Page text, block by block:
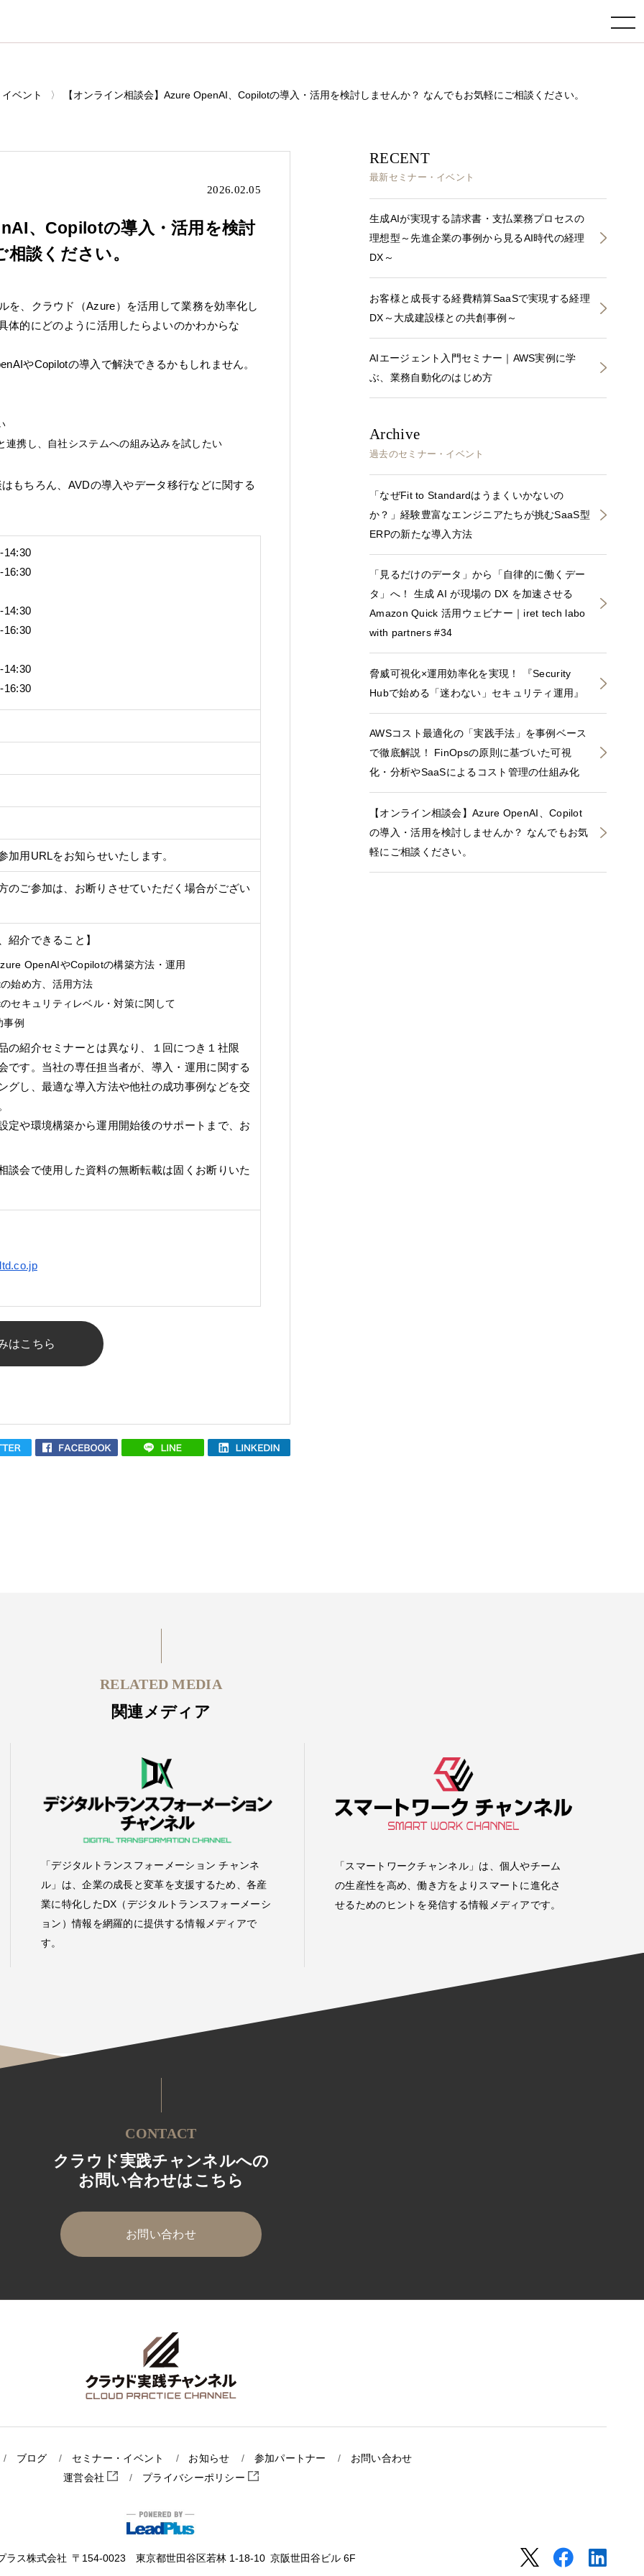
toggle navigation
イベント 【オンライン相談会】Azure OpenAI、Copilotの導入・活用を検討しませんか？ なんでもお気軽にご相談ください。
2026.02.05
、Copilotの導入・活用を検討
談ください。
を、クラウド（Azure）を活用して業務を効率化し
体的にどのように活用したらよいのかわからな
やCopilotの導入で解決できるかもしれません。
携し、自社システムへの組み込みを試したい
もちろん、AVDの導入やデータ移行などに関する
14:30
16:30
14:30
16:30
14:30
16:30
加用URLをお知らせいたします。
ご参加は、お断りさせていただく場合がござい
紹介できること】
OpenAIやCopilotの構築方法・運用
始め方、活用方法
セキュリティレベル・対策に関して
事例
の紹介セミナーとは異なり、１回につき１社限
です。当社の専任担当者が、導入・運用に関する
グし、最適な導入方法や他社の成功事例などを交
定や環境構築から運用開始後のサポートまで、お
会で使用した資料の無断転載は固くお断りいた
はこちら
RECENT
最新セミナー・イベント
生成AIが実現する請求書・支払業務プロセスの
理想型～先進企業の事例から見るAI時代の経理
DX～
お客様と成長する経費精算SaaSで実現する経理
DX～大成建設様との共創事例～
AIエージェント入門セミナー｜AWS実例に学
ぶ、業務自動化のはじめ方
Archive
過去のセミナー・イベント
「なぜFit to Standardはうまくいかないの
か？」経験豊富なエンジニアたちが挑むSaaS型
ERPの新たな導入方法
「見るだけのデータ」から「自律的に働くデー
タ」へ！ 生成 AI が現場の DX を加速させる
Amazon Quick 活用ウェビナー｜iret tech labo
with partners #34
脅威可視化×運用効率化を実現！ 『Security
Hubで始める「迷わない」セキュリティ運用』
AWSコスト最適化の「実践手法」を事例ベース
で徹底解説！ FinOpsの原則に基づいた可視
化・分析やSaaSによるコスト管理の仕組み化
【オンライン相談会】Azure OpenAI、Copilot
の導入・活用を検討しませんか？ なんでもお気
軽にご相談ください。
RELATED MEDIA
関連メディア
「デジタルトランスフォーメーション チャンネ
ル」は、企業の成長と変革を支援するため、各産
業に特化したDX（デジタルトランスフォーメーシ
ョン）情報を網羅的に提供する情報メディアで
す。
「スマートワークチャンネル」は、個人やチーム
の生産性を高め、働き方をよりスマートに進化さ
せるためのヒントを発信する情報メディアです。
CONTACT
クラウド実践チャンネルへの
お問い合わせはこちら
お問い合わせ
ブログ セミナー・イベント お知らせ 参加パートナー
お問い合わせ
運営会社
プライバシーポリシー
ラス株式会社 〒154-0023 東京都世田谷区若林 1-18-10 京阪世田谷ビル 6F